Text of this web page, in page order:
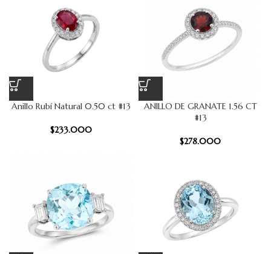
Anillo Rubí Natural 0.50 ct #13
$233.000
ANILLO DE GRANATE 1.56 CT
#13
$278.000